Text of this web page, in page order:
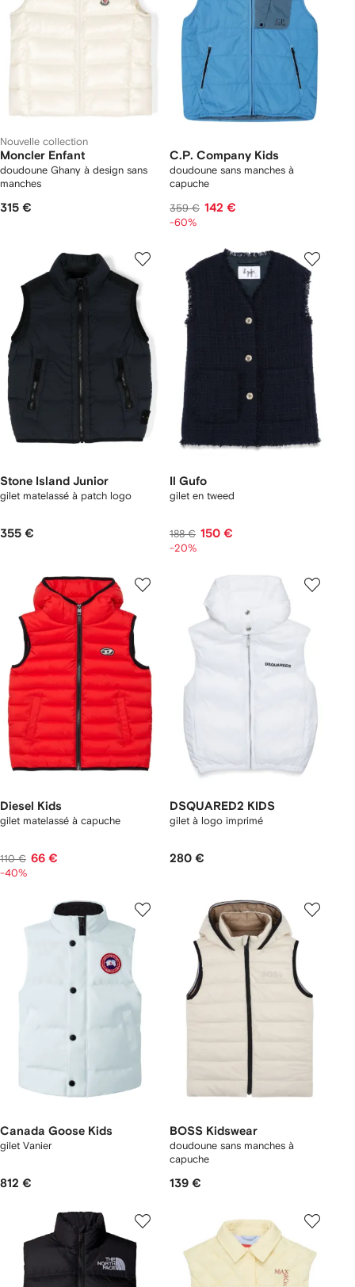
Nouvelle collection
Moncler Enfant
doudoune Ghany à design sans
manches
315 €
C.P. Company Kids
doudoune sans manches à
capuche
359 € 142 €
-60%
Stone Island Junior
gilet matelassé à patch logo
355 €
Il Gufo
gilet en tweed
188 € 150 €
-20%
Diesel Kids
gilet matelassé à capuche
110 € 66 €
-40%
DSQUARED2 KIDS
gilet à logo imprimé
280 €
Canada Goose Kids
gilet Vanier
812 €
BOSS Kidswear
doudoune sans manches à
capuche
139 €